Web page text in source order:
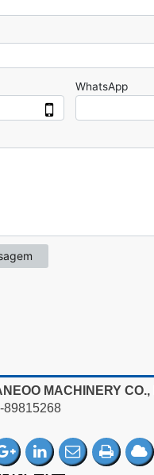
MACHINERY CO.,
89815268